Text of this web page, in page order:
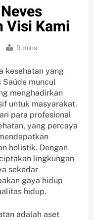
Visi Kami
9 mins
kesehatan yang
Saúde muncul
menghadirkan
untuk masyarakat.
para profesional
yang percaya
holistik. Dengan
lingkungan
sekedar
gaya hidup
hidup.
adalah aset